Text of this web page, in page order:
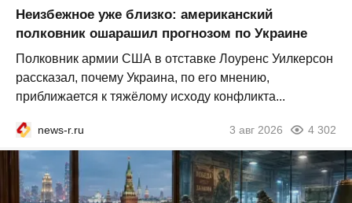
Неизбежное уже близко: американский
полковник ошарашил прогнозом по Украине
Полковник армии США в отставке Лоуренс Уилкерсон
рассказал, почему Украина, по его мнению,
приближается к тяжёлому исходу конфликта...
news-r.ru 3 авг 2026 4 302